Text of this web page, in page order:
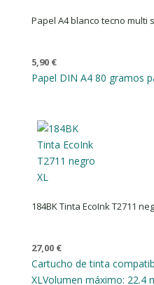
Papel A4 blanco tecno multi
5,90 €
Papel DIN A4 80 gramos
184BK Tinta EcoInk T2711
27,00 €
Cartucho de tinta
XLVolumen máximo: 22.4